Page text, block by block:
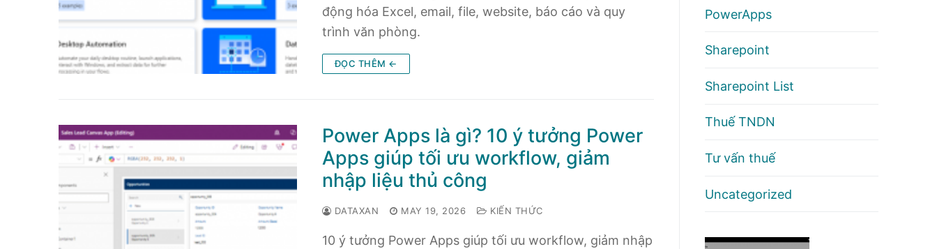
động hóa Excel, email, file, website, báo cáo và quy
trình văn phòng.
ĐỌC THÊM ←
Power Apps là gì? 10 ý tưởng Power
Apps giúp tối ưu workflow, giảm
nhập liệu thủ công
DATAXAN MAY 19, 2026 KIẾN THỨC
10 ý tưởng Power Apps giúp tối ưu workflow, giảm nhập
PowerApps
Sharepoint
Sharepoint List
Thuế TNDN
Tư vấn thuế
Uncategorized